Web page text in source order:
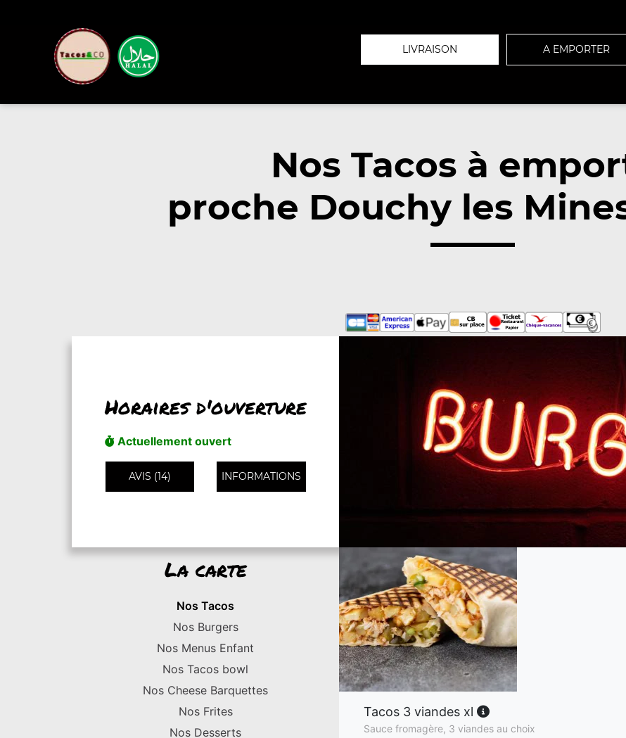
LIVRAISON A EMPORTER
Nos Tacos à
proche Douchy les
Horaires d'ouverture
Actuellement ouvert
AVIS (14) INFORMATIONS
La carte
Nos Tacos
Nos Burgers
Nos Menus Enfant
Nos Tacos bowl
Nos Cheese Barquettes
Nos Frites
Nos Desserts
Tacos 3 viandes xl
Sauce fromagère, 3 viandes au choix